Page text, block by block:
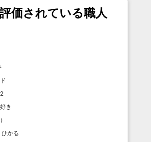
価されている職人
き
ひかる